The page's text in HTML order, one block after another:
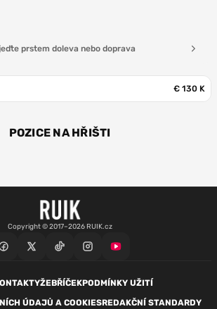
prstem doleva nebo doprava
€ 130 K
POZICE NA HŘIŠTI
Copyright © 2017–2026 RUIK.cz
ŽEBŘÍČEKPODMÍNKY UŽITÍ
ÚDAJŮ A COOKIESREDAKČNÍ STANDARDY